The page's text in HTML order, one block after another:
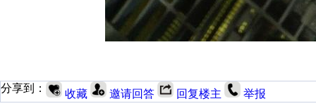
分享到： 收藏 邀请回答 回复楼主 举报